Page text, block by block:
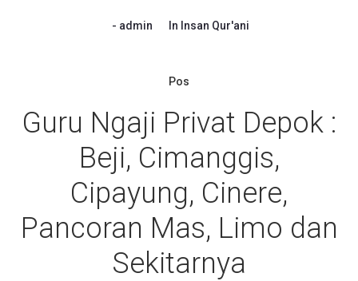
admin In Insan Qur'ani
Pos
Guru Ngaji Privat Depok :
Beji, Cimanggis,
Cipayung, Cinere,
Pancoran Mas, Limo dan
Sekitarnya